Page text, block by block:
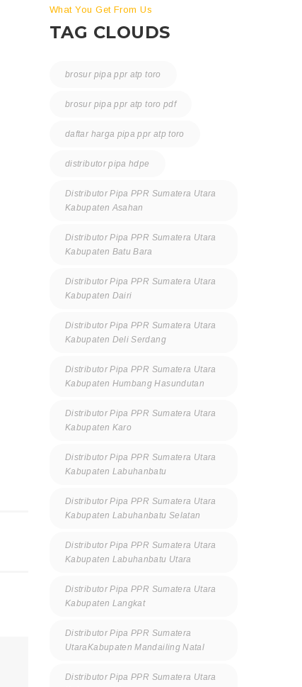
What You Get From Us
TAG CLOUDS
brosur pipa ppr atp toro
brosur pipa ppr atp toro pdf
daftar harga pipa ppr atp toro
distributor pipa hdpe
Distributor Pipa PPR Sumatera Utara
Kabupaten Asahan
Distributor Pipa PPR Sumatera Utara
Kabupaten Batu Bara
Distributor Pipa PPR Sumatera Utara
Kabupaten Dairi
Distributor Pipa PPR Sumatera Utara
Kabupaten Deli Serdang
Distributor Pipa PPR Sumatera Utara
Kabupaten Humbang Hasundutan
Distributor Pipa PPR Sumatera Utara
Kabupaten Karo
Distributor Pipa PPR Sumatera Utara
Kabupaten Labuhanbatu
Distributor Pipa PPR Sumatera Utara
Kabupaten Labuhanbatu Selatan
Distributor Pipa PPR Sumatera Utara
Kabupaten Labuhanbatu Utara
Distributor Pipa PPR Sumatera Utara
Kabupaten Langkat
Distributor Pipa PPR Sumatera
UtaraKabupaten Mandailing Natal
Distributor Pipa PPR Sumatera Utara